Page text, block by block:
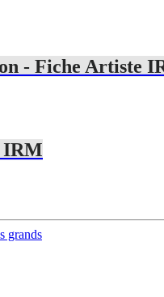
- Fiche Artiste
IRM
grands